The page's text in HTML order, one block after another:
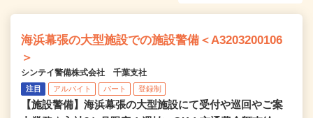
海浜幕張の大型施設での施設警備＜A3203200106
＞
シンテイ警備株式会社 千葉支社
注目 アルバイト パート 登録制
【施設警備】海浜幕張の大型施設にて受付や巡回やご案